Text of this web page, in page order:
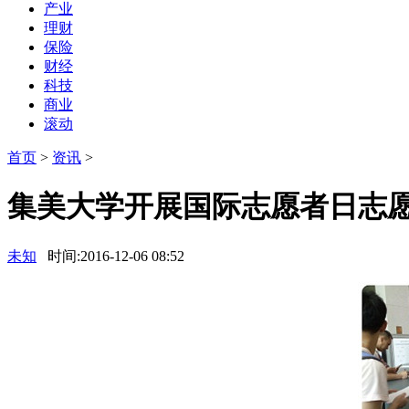
产业
理财
保险
财经
科技
商业
滚动
首页 > 资讯 >
集美大学开展国际志愿者日志
未知 时间:2016-12-06 08:52